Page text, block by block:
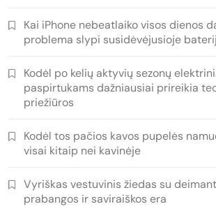
Kai iPhone nebeatlaiko visos dienos
problema slypi susidėvėjusioje
Kodėl po kelių aktyvių sezonų
paspirtukams dažniausiai prireikia
priežiūros
Kodėl tos pačios kavos pupelės
visai kitaip nei kavinėje
Vyriškas vestuvinis žiedas su
prabangos ir saviraiškos era